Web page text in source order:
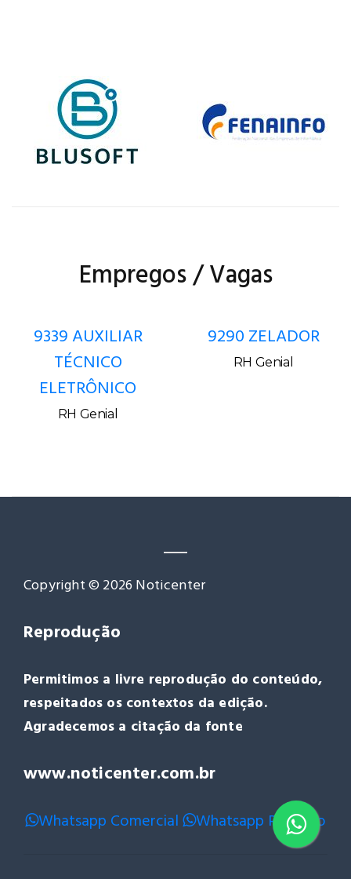
Empregos / Vagas
9339 AUXILIAR
TÉCNICO
ELETRÔNICO
RH Genial
9290 ZELADOR
RH Genial
Copyright © 2026 Noticenter
Reprodução
Permitimos a livre reprodução do conteúdo,
respeitados os contextos da edição.
Agradecemos a citação da fonte
www.noticenter.com.br
Whatsapp Comercial Whatsapp Redação